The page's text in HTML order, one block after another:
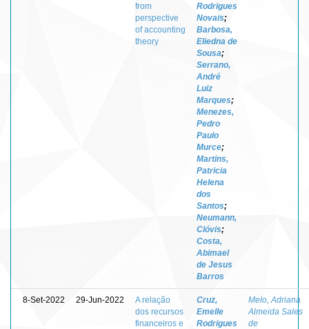
from
perspective
of accounting
theory
Rodrigues
Novais;
Barbosa,
Eliedna de
Sousa;
Serrano,
André
Luiz
Marques;
Menezes,
Pedro
Paulo
Murce;
Martins,
Patricia
Helena
dos
Santos;
Neumann,
Clóvis;
Costa,
Abimael
de Jesus
Barros
8-Set-2022 29-Jun-2022
A relação
dos recursos
financeiros e
Cruz,
Emelle
Rodrigues
Melo, Adriana
Almeida Sales
de